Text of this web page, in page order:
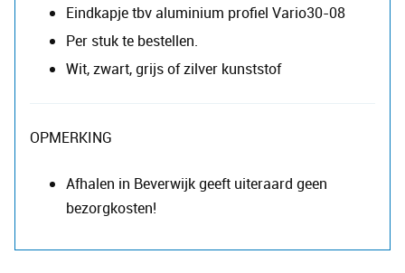
Eindkapje tbv aluminium profiel Vario30-08
Per stuk te bestellen.
Wit, zwart, grijs of zilver kunststof
OPMERKING
Afhalen in Beverwijk geeft uiteraard geen
bezorgkosten!